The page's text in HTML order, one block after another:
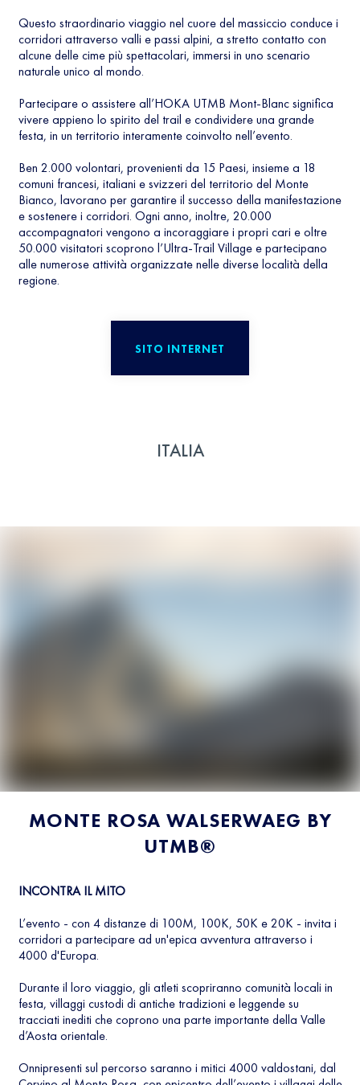
Questo straordinario viaggio nel cuore del massiccio conduce i
corridori attraverso valli e passi alpini, a stretto contatto con
alcune delle cime più spettacolari, immersi in uno scenario
naturale unico al mondo.
Partecipare o assistere all’HOKA UTMB Mont-Blanc significa
vivere appieno lo spirito del trail e condividere una grande
festa, in un territorio interamente coinvolto nell’evento.
Ben 2.000 volontari, provenienti da 15 Paesi, insieme a 18
comuni francesi, italiani e svizzeri del territorio del Monte
Bianco, lavorano per garantire il successo della manifestazione
e sostenere i corridori. Ogni anno, inoltre, 20.000
accompagnatori vengono a incoraggiare i propri cari e oltre
50.000 visitatori scoprono l’Ultra-Trail Village e partecipano
alle numerose attività organizzate nelle diverse località della
regione.
SITO INTERNET
ITALIA
MONTE ROSA WALSERWAEG BY
UTMB®
INCONTRA IL MITO
L’evento - con 4 distanze di 100M, 100K, 50K e 20K - invita i
corridori a partecipare ad un'epica avventura attraverso i
4000 d'Europa.
Durante il loro viaggio, gli atleti scopriranno comunità locali in
festa, villaggi custodi di antiche tradizioni e leggende su
tracciati inediti che coprono una parte importante della Valle
d’Aosta orientale.
Onnipresenti sul percorso saranno i mitici 4000 valdostani, dal